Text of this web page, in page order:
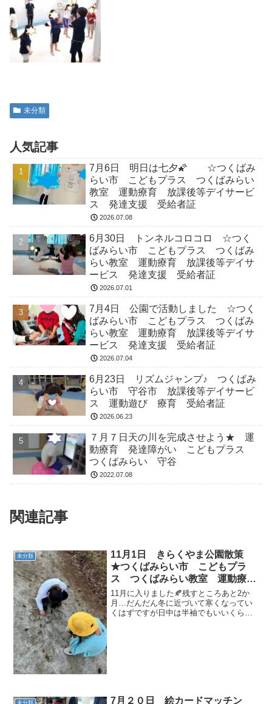
未分類
人気記事
7月6日 明日は七夕🌠 ☆つくばみ
らい市 こどもプラス つくばみらい
教室 運動療育 放課後等デイサービ
ス 発達支援 受給者証
2026.07.08
6月30日 トンネルコロコロ ☆つく
ばみらい市 こどもプラス つくばみ
らい教室 運動療育 放課後等デイサ
ービス 発達支援 受給者証
2026.07.01
7月4日 公園で活動しました ☆つく
ばみらい市 こどもプラス つくばみ
らい教室 運動療育 放課後等デイサ
ービス 発達支援 受給者証
2026.07.04
6月23日 リズムジャンプ♪ つくばみ
らい市 守谷市 放課後等デイサービ
ス 運動遊び 療育 受給者証
2026.06.23
７月７日天の川を完成させよう★ 運
動療育 発達障がい こどもプラス
つくばみらい 守谷
2022.07.08
関連記事
未分類
11月1日 きらくやま公園散策
★つくばみらい市 こどもプラ
ス つくばみらい教室 運動療
育 運動遊び 放課後デイサービ
ス 受給者証
11月に入りました🍂残すところあと2か
月…だんだん冬に近づいて寒くなってい
くはずですが日中は半袖でもいいくらい
未分類
7月２０日 絵カードマッチン